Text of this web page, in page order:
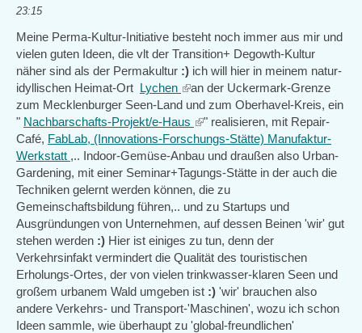
23:15
Meine Perma-Kultur-Initiative besteht noch immer aus mir und
vielen guten Ideen, die vlt der Transition+ Degowth-Kultur
näher sind als der Permakultur :) ich will hier in meinem natur-
idyllischen Heimat-Ort Lychen (link
is
external)
an der Uckermark-Grenze
zum Mecklenburger Seen-Land und zum Oberhavel-Kreis, ein
" Nachbarschafts-Projekt/e-Haus (link
is
external)
" realisieren, mit Repair-
Café, FabLab, (Innovations-Forschungs-Stätte) Manufaktur-
Werkstatt ,.. Indoor-Gemüse-Anbau und draußen also Urban-
Gardening, mit einer Seminar+Tagungs-Stätte in der auch die
Techniken gelernt werden können, die zu
Gemeinschaftsbildung führen,.. und zu Startups und
Ausgründungen von Unternehmen, auf dessen Beinen 'wir' gut
stehen werden :) Hier ist einiges zu tun, denn der
Verkehrsinfakt vermindert die Qualität des touristischen
Erholungs-Ortes, der von vielen trinkwasser-klaren Seen und
großem urbanem Wald umgeben ist :) 'wir' brauchen also
andere Verkehrs- und Transport-'Maschinen', wozu ich schon
Ideen sammle, wie überhaupt zu 'global-freundlichen'